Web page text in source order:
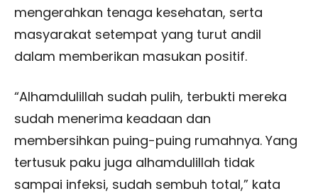
mengerahkan tenaga kesehatan, serta
masyarakat setempat yang turut andil
dalam memberikan masukan positif.
“Alhamdulillah sudah pulih, terbukti mereka
sudah menerima keadaan dan
membersihkan puing-puing rumahnya. Yang
tertusuk paku juga alhamdulillah tidak
sampai infeksi, sudah sembuh total,” kata